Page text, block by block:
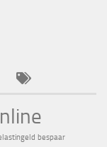
bespaar